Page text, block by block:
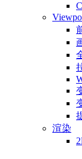
渲染